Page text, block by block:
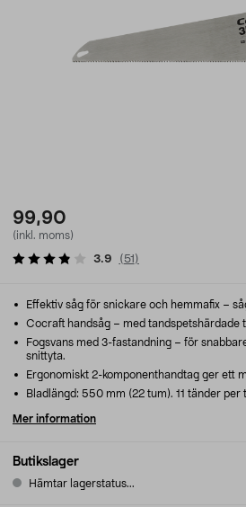
99,90
(inkl. moms)
3.9 ( 51 )
Butikslager
Hämtar lagerstatus...
Effektiv såg för snickare och hemmafix –
Cocraft handsåg – med tandspetshärdade
Fogsvans med 3-fastandning – för
snittyta.
Ergonomiskt 2-komponenthandtag ger ett
Bladlängd: 550 mm (22 tum). 11 tänder per
Mer information